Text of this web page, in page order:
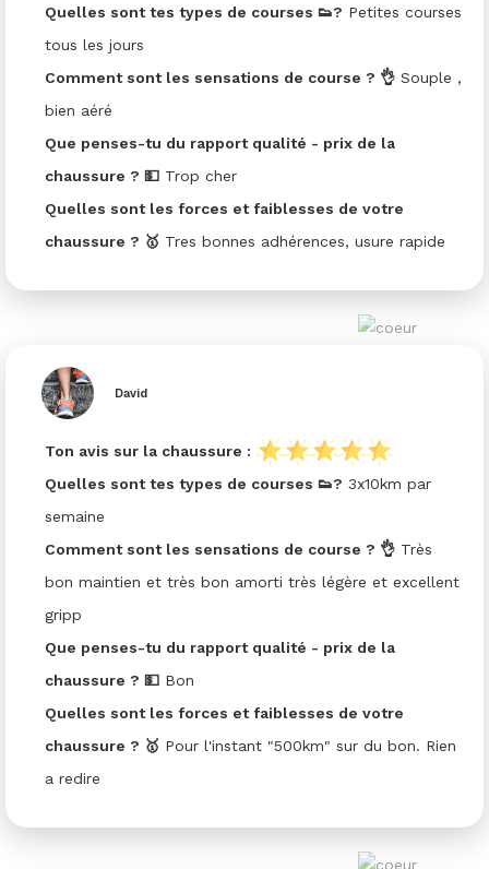
Quelles sont tes types de courses 👟? Petites courses
tous les jours
Comment sont les sensations de course ? 👌Souple ,
bien aéré
Que penses-tu du rapport qualité - prix de la
chaussure ? 💵Trop cher
Quelles sont les forces et faiblesses de votre
chaussure ? 🥇 Tres bonnes adhérences, usure rapide
David
Ton avis sur la chaussure :
Quelles sont tes types de courses 👟? 3x10km par
semaine
Comment sont les sensations de course ? 👌Très
bon maintien et très bon amorti très légère et excellent
gripp
Que penses-tu du rapport qualité - prix de la
chaussure ? 💵Bon
Quelles sont les forces et faiblesses de votre
chaussure ? 🥇 Pour l'instant "500km" sur du bon. Rien
a redire